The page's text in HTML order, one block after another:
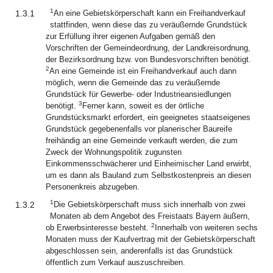
1.3.1
1An eine Gebietskörperschaft kann ein Freihandverkauf
stattfinden, wenn diese das zu veräußernde Grundstück
zur Erfüllung ihrer eigenen Aufgaben gemäß den
Vorschriften der Gemeindeordnung, der Landkreisordnung,
der Bezirksordnung bzw. von Bundesvorschriften benötigt.
2An eine Gemeinde ist ein Freihandverkauf auch dann
möglich, wenn die Gemeinde das zu veräußernde
Grundstück für Gewerbe- oder Industrieansiedlungen
benötigt. 3 Ferner kann, soweit es der örtliche
Grundstücksmarkt erfordert, ein geeignetes staatseigenes
Grundstück gegebenenfalls vor planerischer Baureife
freihändig an eine Gemeinde verkauft werden, die zum
Zweck der Wohnungspolitik zugunsten
Einkommensschwächerer und Einheimischer Land erwirbt,
um es dann als Bauland zum Selbstkostenpreis an diesen
Personenkreis abzugeben.
1.3.2 1 Die Gebietskörperschaft muss sich innerhalb von zwei
Monaten ab dem Angebot des Freistaats Bayern äußern,
ob Erwerbsinteresse besteht. 2 Innerhalb von weiteren sechs
Monaten muss der Kaufvertrag mit der Gebietskörperschaft
abgeschlossen sein, anderenfalls ist das Grundstück
öffentlich zum Verkauf auszuschreiben.